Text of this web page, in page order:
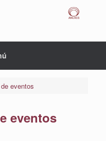
eventos
eventos